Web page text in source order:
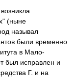
(ныне
называл
были временно
в Мало-
был исправлен и
Г. и на